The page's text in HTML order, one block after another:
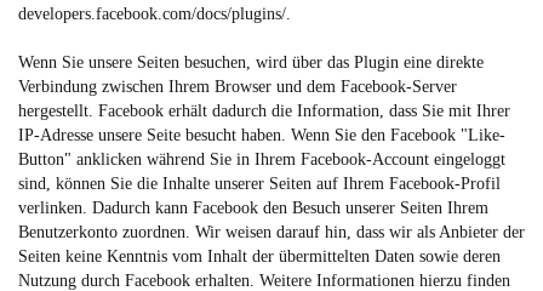
developers.facebook.com/docs/plugins/.
Wenn Sie unsere Seiten besuchen, wird über das Plugin eine direkte
Verbindung zwischen Ihrem Browser und dem Facebook-Server
hergestellt. Facebook erhält dadurch die Information, dass Sie mit Ihrer
IP-Adresse unsere Seite besucht haben. Wenn Sie den Facebook "Like-
Button" anklicken während Sie in Ihrem Facebook-Account eingeloggt
sind, können Sie die Inhalte unserer Seiten auf Ihrem Facebook-Profil
verlinken. Dadurch kann Facebook den Besuch unserer Seiten Ihrem
Benutzerkonto zuordnen. Wir weisen darauf hin, dass wir als Anbieter der
Seiten keine Kenntnis vom Inhalt der übermittelten Daten sowie deren
Nutzung durch Facebook erhalten. Weitere Informationen hierzu finden